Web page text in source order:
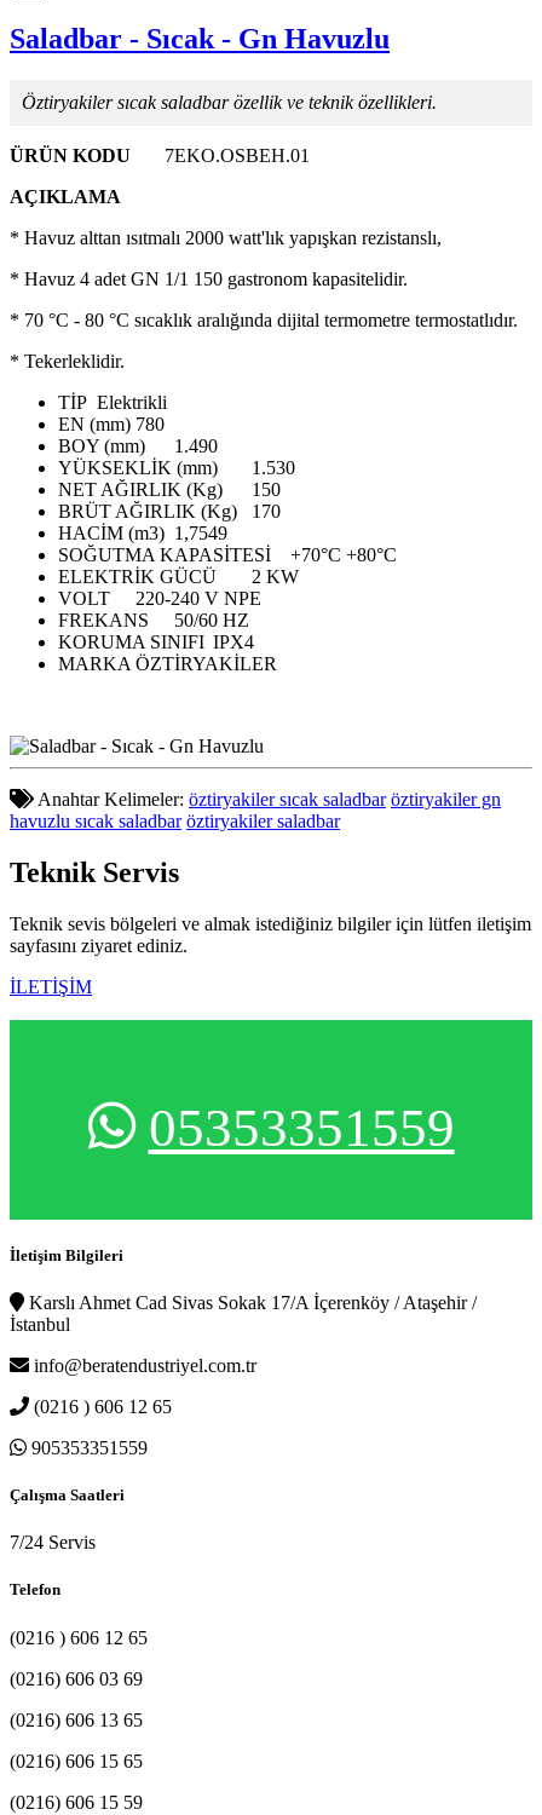
Saladbar - Sıcak - Gn Havuzlu
Öztiryakiler sıcak saladbar özellik ve teknik özellikleri.
ÜRÜN KODU
7EKO.OSBEH.01
AÇIKLAMA
* Havuz alttan ısıtmalı 2000 watt'lık yapışkan rezistanslı,
* Havuz 4 adet GN 1/1 150 gastronom kapasitelidir.
* 70 °C - 80 °C sıcaklık aralığında dijital termometre termostatlıdır.
* Tekerleklidir.
TİP Elektrikli
EN (mm) 780
BOY (mm)
1.490
YÜKSEKLİK (mm)
1.530
NET AĞIRLIK (Kg)
150
BRÜT AĞIRLIK (Kg)
170
HACİM (m3) 1,7549
SOĞUTMA KAPASİTESİ
+70°C +80°C
ELEKTRİK GÜCÜ
2 KW
VOLT
220-240 V NPE
FREKANS
50/60 HZ
KORUMA SINIFI IPX4
MARKA ÖZTİRYAKİLER
Anahtar Kelimeler: öztiryakiler sıcak saladbar öztiryakiler gn
havuzlu sıcak saladbar öztiryakiler saladbar
Teknik Servis
Teknik sevis bölgeleri ve almak istediğiniz bilgiler için lütfen iletişim
sayfasını ziyaret ediniz.
İLETİŞİM
05353351559
İletişim Bilgileri
Karslı Ahmet Cad Sivas Sokak 17/A İçerenköy / Ataşehir /
İstanbul
info@beratendustriyel.com.tr
(0216 ) 606 12 65
905353351559
Çalışma Saatleri
7/24 Servis
Telefon
(0216 ) 606 12 65
(0216) 606 03 69
(0216) 606 13 65
(0216) 606 15 65
(0216) 606 15 59